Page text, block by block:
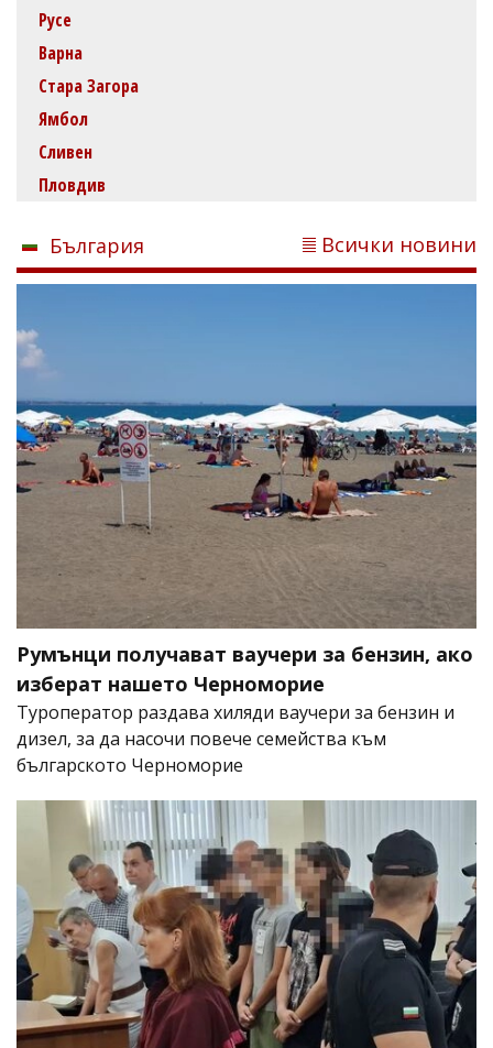
Русе
Варна
Стара Загора
Ямбол
Сливен
Пловдив
България Всички новини
Румънци получават ваучери за бензин, ако
изберат нашето Черноморие
Туроператор раздава хиляди ваучери за бензин и
дизел, за да насочи повече семейства към
българското Черноморие